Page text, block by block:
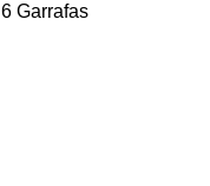
6 Garrafas